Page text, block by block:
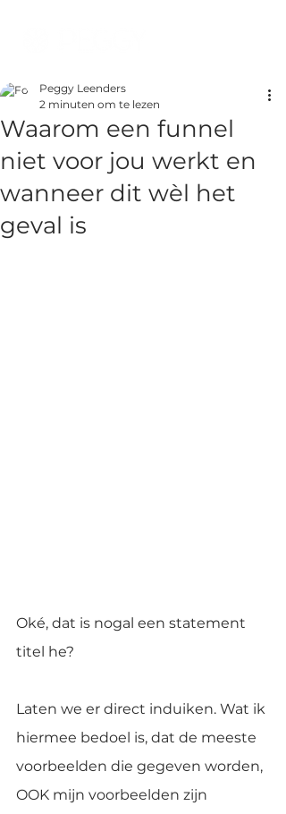
Waarom een funnel
niet voor jou werkt en
wanneer dit wèl het
geval is
Peggy Leenders
2 minuten om te lezen
Oké, dat is nogal een statement
titel he?
Laten we er direct induiken. Wat ik
hiermee bedoel is, dat de meeste
voorbeelden die gegeven worden,
OOK mijn voorbeelden zijn